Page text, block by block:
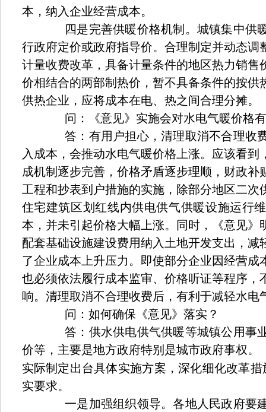
本，纳入企业经营成本。
四是完善供暖价格机制。城镇集中供
行政府定价或政府指导价。合理制定并动态调
计量收费改革，具备计量条件的地区热力销售
价相结合的两部制热价，暂不具备条件的按供
供热企业，应将成本在电、热之间合理分摊。
问：《意见》实施会对水电气暖价格
答：有用户担心，清理取消不合理收
入成本，会推动水电气暖价格上涨。应该看
成机制逐步完善，价格矛盾逐步理顺，财政补
工程和抄表到户措施的实施，除部分地区二次
住宅建筑区划红线内供电供气供暖设施运行
本，并未引起价格大幅上涨。同时，《意见》
配套基础设施建设费用纳入土地开发支出，减
了企业成本上升压力。即使部分企业因经营成
也必须依法履行成本监审、价格听证等程序，
响。清理取消不合理收费后，有利于减轻水电
问：如何确保《意见》落实？
答：供水供电供气供暖等城镇公用事
价等，主要是地方政府特别是城市政府事权。
实际制定出台具体实施方案，深化细化改革措
实要求。
一是加强组织领导。各地人民政府要